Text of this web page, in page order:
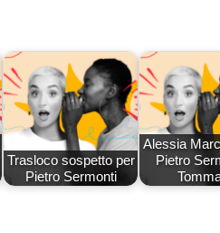
Trasloco sospetto per
Pietro Sermonti
Alessia
Pietro